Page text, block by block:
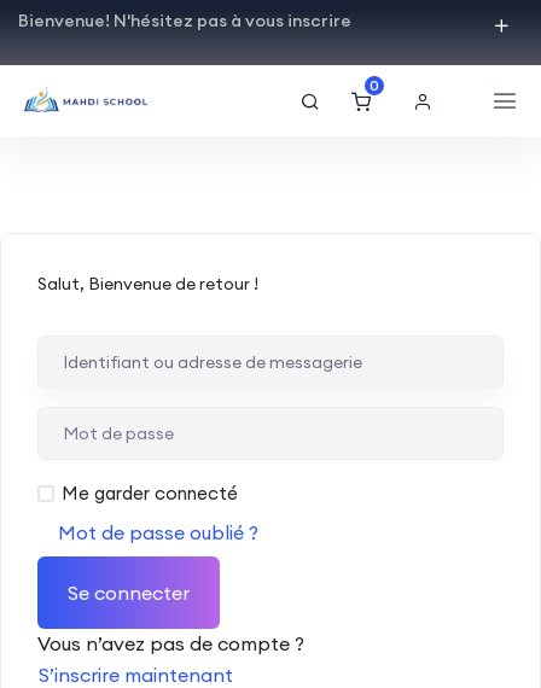
Bienvenue! N'hésitez pas à vous inscrire
0
Salut, Bienvenue de retour !
Me garder connecté
Mot de passe oublié ?
Se connecter
Vous n’avez pas de compte ?
S’inscrire maintenant